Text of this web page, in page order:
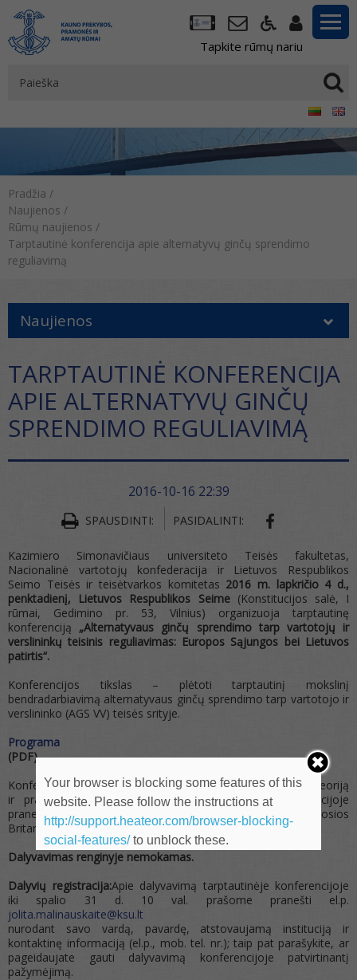
Tapkite rūmų nariu
Pradžia /
Naujienos /
Rūmų naujienos /
Tarptautinė konferencija apie alternatyvų ginčų sprendimo
reguliavimą
Naujienos
TARPTAUTINĖ KONFERENCIJA
APIE ALTERNATYVŲ GINČŲ
SPRENDIMO REGULIAVIMĄ
2016-10-16 22:39
SPAUSDINTI: PASIDALINTI:
Kazimiero Simonavičiaus universiteto Teisės fakultetas,
Nacionalinė vartotojų konfederacija ir Lietuvos Respublikos
Seimo Teisės ir teisėtvarkos komitetas 2016 m. lapkričio 4 d.,
penktadienį, Lietuvos Respublikos Seime(Konstitucijos salė, I
rūmai, Gedimino pr. 53, Vilnius) organizuoja tarptautinę
konferenciją „Alternatyvaus ginčų sprendimo tarp vartotojų ir
verslininkų teisinis reguliavimas: Europos Sąjungos bei Lietuvos
patirtis“.
Konferencijos tikslas – plėtoti tarptautinį mokslinį
bendradarbiavimą alternatyvaus ginčų sprendimo tarp vartotojo ir
verslininko (AGS VV) teisės srityje.
Programa
(PDF)
Konferencijoje numatoma nagrinėti alternatyvaus AGS VV teoriją
ir praktiką Europos Sąjungoje bei Lietuvoje. Konferencijoje
pranešimus skaitys Lietuvos ir užsienio šalių (Didžiosios
Britanijos, Ispanijos, Lenkijos) teisės mokslininkai.
Dalyvavimas renginyje nemokamas.
Dalyvių registracija:Apie dalyvavimą tarptautinėje konferencijoje
iki spalio 31 d. 10 val. prašome pranešti el.p.
jolita.malinauskaite@ksu.lt
nurodant savo vardą, pavardę, atstovaujamą instituciją ir
kontaktinę informaciją (el.p., mob. tel. nr.); taip pat parašykite, ar
pageidaujate gauti dalyvavimą konferencijoje patvirtinantį
pažymėjimą.
Your browser is blocking some features of this
website. Please follow the instructions at
http://support.heateor.com/browser-blocking-
social-features/to unblock these.